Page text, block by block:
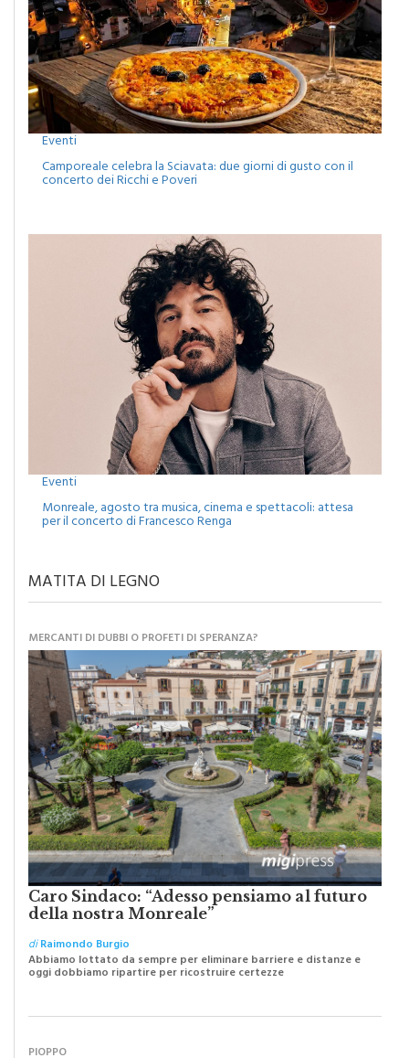
Eventi
Camporeale celebra la Sciavata: due giorni di gusto con il
Eventi
Monreale, agosto tra musica, cinema e spettacoli: attesa
MATITA DI LEGNO
MERCANTI DI DUBBI O PROFETI DI SPERANZA?
Caro Sindaco: “Adesso pensiamo al futuro
della nostra Monreale”
diRaimondo Burgio